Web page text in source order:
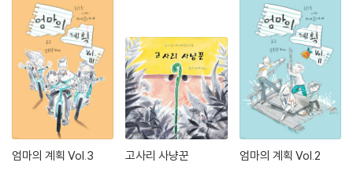
엄마의 계획 Vol.3 고사리 사냥꾼 엄마의 계획 Vol.2